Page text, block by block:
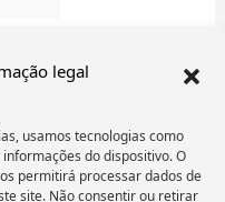
legal
usamos tecnologias como
do dispositivo. O
permitirá processar dados de
site. Não consentir ou retirar